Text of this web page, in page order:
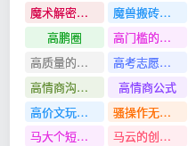
魔术解密教程
魔兽搬砖搞钱
高鹏圈
高门槛的生意
高质量的问答和知识分享
高考志愿填报
高情商沟通管理课
高情商公式
高价文玩众筹分红项目
骚操作无脑裂变
马大个短视频投放课
马云的创业故事